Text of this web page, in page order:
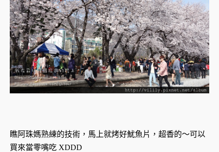
瞧阿珠媽熟練的技術，馬上就烤好魷魚片，超香的～可以
買來當零嘴吃 XDDD